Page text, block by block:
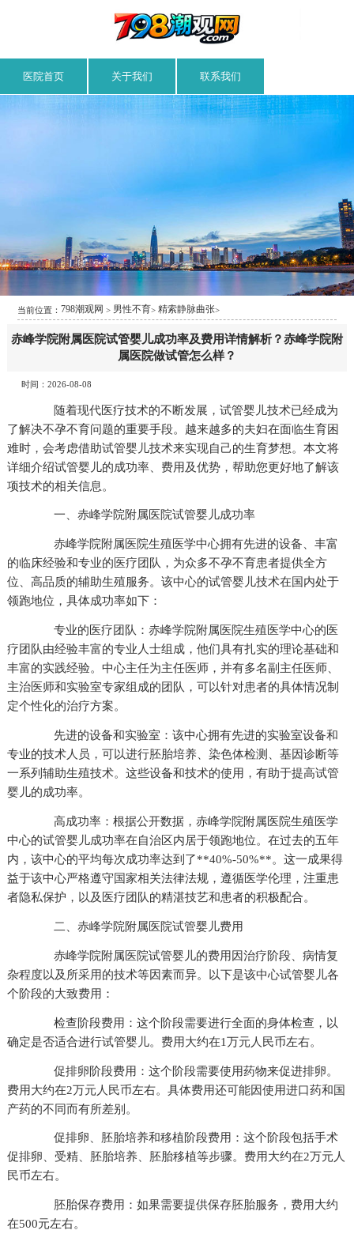
医院首页 关于我们 联系我们
当前位置：798潮观网 > 男性不育>精索静脉曲张>
赤峰学院附属医院试管婴儿成功率及费用详情解析？赤峰学院附
属医院做试管怎么样？
时间：2026-08-08
随着现代医疗技术的不断发展，试管婴儿技术已经成为
了解决不孕不育问题的重要手段。越来越多的夫妇在面临生育困
难时，会考虑借助试管婴儿技术来实现自己的生育梦想。本文将
详细介绍试管婴儿的成功率、费用及优势，帮助您更好地了解该
项技术的相关信息。
一、赤峰学院附属医院试管婴儿成功率
赤峰学院附属医院生殖医学中心拥有先进的设备、丰富
的临床经验和专业的医疗团队，为众多不孕不育患者提供全方
位、高品质的辅助生殖服务。该中心的试管婴儿技术在国内处于
领跑地位，具体成功率如下：
专业的医疗团队：赤峰学院附属医院生殖医学中心的医
疗团队由经验丰富的专业人士组成，他们具有扎实的理论基础和
丰富的实践经验。中心主任为主任医师，并有多名副主任医师、
主治医师和实验室专家组成的团队，可以针对患者的具体情况制
定个性化的治疗方案。
先进的设备和实验室：该中心拥有先进的实验室设备和
专业的技术人员，可以进行胚胎培养、染色体检测、基因诊断等
一系列辅助生殖技术。这些设备和技术的使用，有助于提高试管
婴儿的成功率。
高成功率：根据公开数据，赤峰学院附属医院生殖医学
中心的试管婴儿成功率在自治区内居于领跑地位。在过去的五年
内，该中心的平均每次成功率达到了**40%-50%**。这一成果得
益于该中心严格遵守国家相关法律法规，遵循医学伦理，注重患
者隐私保护，以及医疗团队的精湛技艺和患者的积极配合。
二、赤峰学院附属医院试管婴儿费用
赤峰学院附属医院试管婴儿的费用因治疗阶段、病情复
杂程度以及所采用的技术等因素而异。以下是该中心试管婴儿各
个阶段的大致费用：
检查阶段费用：这个阶段需要进行全面的身体检查，以
确定是否适合进行试管婴儿。费用大约在1万元人民币左右。
促排卵阶段费用：这个阶段需要使用药物来促进排卵。
费用大约在2万元人民币左右。具体费用还可能因使用进口药和国
产药的不同而有所差别。
促排卵、胚胎培养和移植阶段费用：这个阶段包括手术
促排卵、受精、胚胎培养、胚胎移植等步骤。费用大约在2万元人
民币左右。
胚胎保存费用：如果需要提供保存胚胎服务，费用大约
在500元左右。